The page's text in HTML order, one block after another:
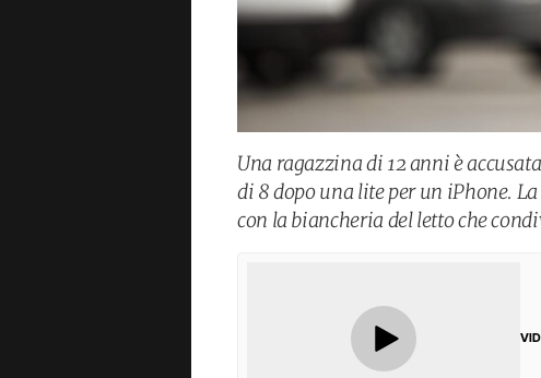
Una ragazzina di 12 anni è
di 8 dopo una lite per un iPhone.
con la biancheria del letto che